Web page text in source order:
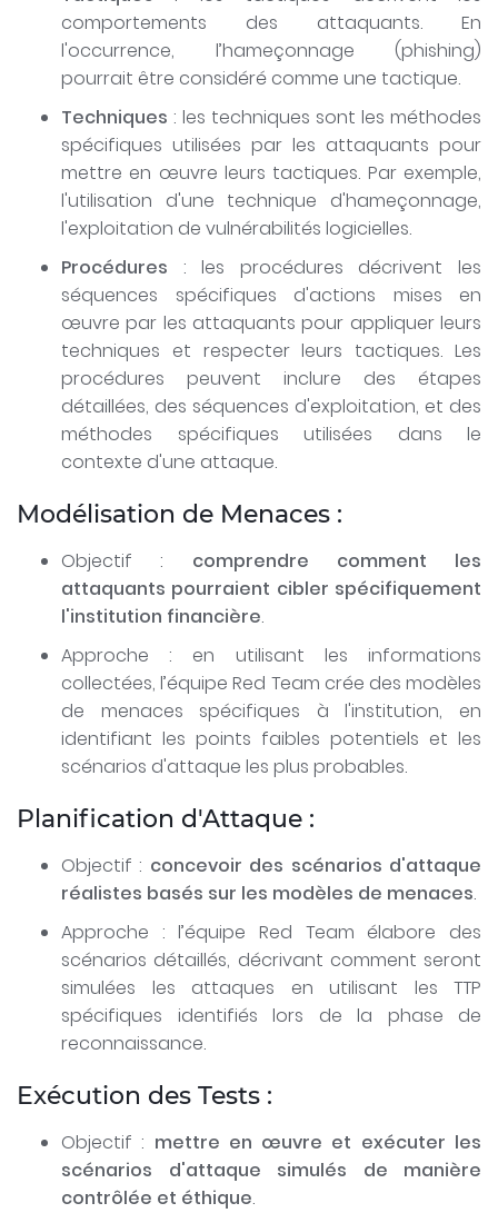
comportements des attaquants. En
l'occurrence, l’hameçonnage (phishing)
pourrait être considéré comme une tactique.
Techniques : les techniques sont les méthodes
spécifiques utilisées par les attaquants pour
mettre en œuvre leurs tactiques. Par exemple,
l'utilisation d'une technique d'hameçonnage,
l'exploitation de vulnérabilités logicielles.
Procédures : les procédures décrivent les
séquences spécifiques d'actions mises en
œuvre par les attaquants pour appliquer leurs
techniques et respecter leurs tactiques. Les
procédures peuvent inclure des étapes
détaillées, des séquences d'exploitation, et des
méthodes spécifiques utilisées dans le
contexte d'une attaque.
Modélisation de Menaces :
Objectif : comprendre comment les
attaquants pourraient cibler spécifiquement
l'institution financière.
Approche : en utilisant les informations
collectées, l’équipe Red Team crée des modèles
de menaces spécifiques à l'institution, en
identifiant les points faibles potentiels et les
scénarios d'attaque les plus probables.
Planification d'Attaque :
Objectif : concevoir des scénarios d'attaque
réalistes basés sur les modèles de menaces.
Approche : l’équipe Red Team élabore des
scénarios détaillés, décrivant comment seront
simulées les attaques en utilisant les TTP
spécifiques identifiés lors de la phase de
reconnaissance.
Exécution des Tests :
Objectif : mettre en œuvre et exécuter les
scénarios d'attaque simulés de manière
contrôlée et éthique.